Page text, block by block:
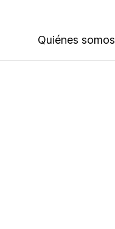
Quiénes somos